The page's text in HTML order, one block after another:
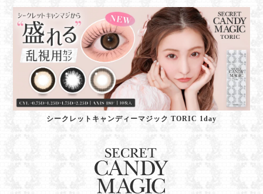
シークレットキャンディーマジック TORIC 1day